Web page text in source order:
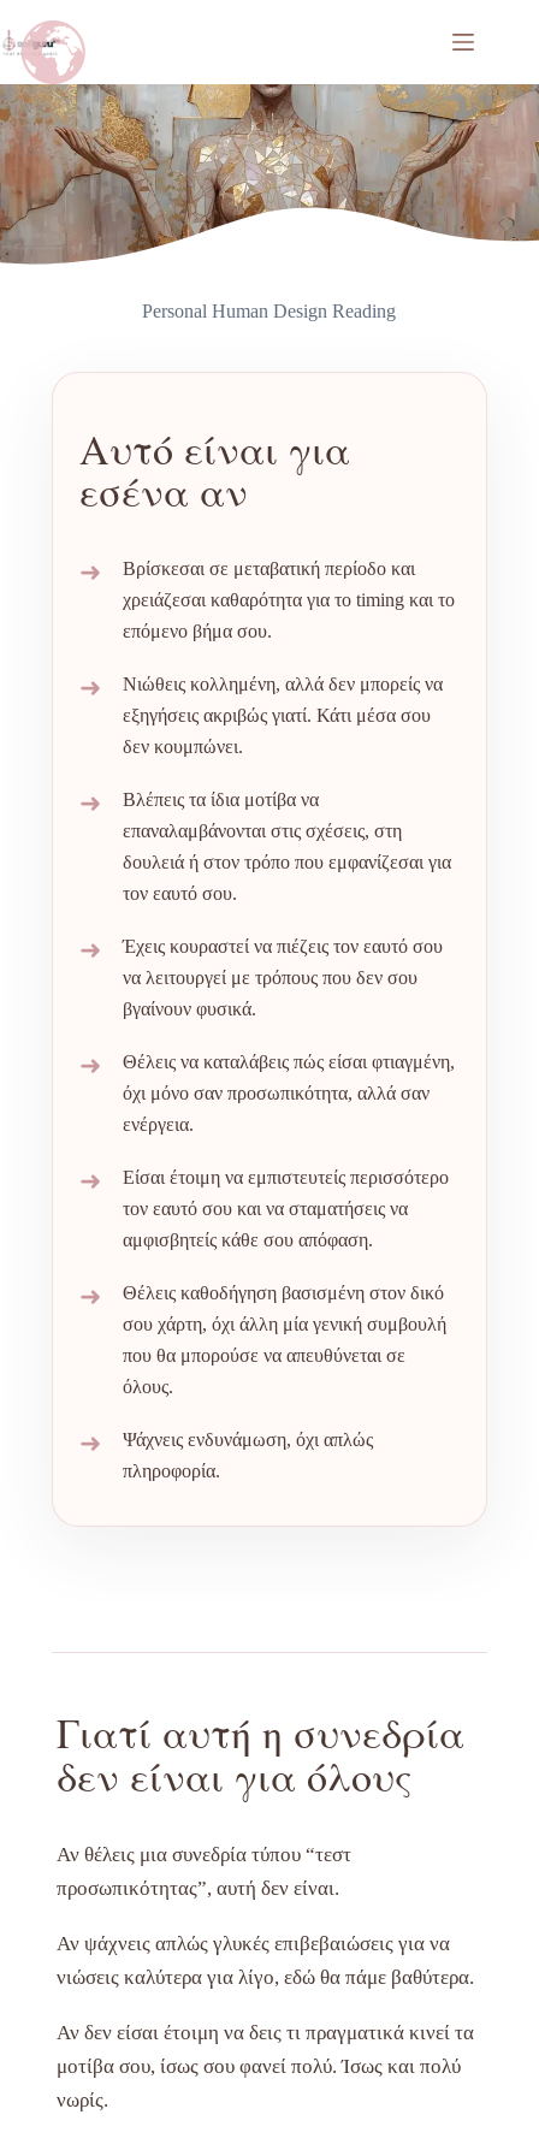
Personal Human Design Reading
Αυτό είναι για
εσένα αν
➜
Βρίσκεσαι σε μεταβατική περίοδο και
χρειάζεσαι καθαρότητα για το timing και το
επόμενο βήμα σου.
➜
Νιώθεις κολλημένη, αλλά δεν μπορείς να
εξηγήσεις ακριβώς γιατί. Κάτι μέσα σου
δεν κουμπώνει.
➜
Βλέπεις τα ίδια μοτίβα να
επαναλαμβάνονται στις σχέσεις, στη
δουλειά ή στον τρόπο που εμφανίζεσαι για
τον εαυτό σου.
➜
Έχεις κουραστεί να πιέζεις τον εαυτό σου
να λειτουργεί με τρόπους που δεν σου
βγαίνουν φυσικά.
➜
Θέλεις να καταλάβεις πώς είσαι φτιαγμένη,
όχι μόνο σαν προσωπικότητα, αλλά σαν
ενέργεια.
➜
Είσαι έτοιμη να εμπιστευτείς περισσότερο
τον εαυτό σου και να σταματήσεις να
αμφισβητείς κάθε σου απόφαση.
➜
Θέλεις καθοδήγηση βασισμένη στον δικό
σου χάρτη, όχι άλλη μία γενική συμβουλή
που θα μπορούσε να απευθύνεται σε
όλους.
➜
Ψάχνεις ενδυνάμωση, όχι απλώς
πληροφορία.
Γιατί αυτή η συνεδρία
δεν είναι για όλους
Αν θέλεις μια συνεδρία τύπου “τεστ
προσωπικότητας”, αυτή δεν είναι.
Αν ψάχνεις απλώς γλυκές επιβεβαιώσεις για να
νιώσεις καλύτερα για λίγο, εδώ θα πάμε βαθύτερα.
Αν δεν είσαι έτοιμη να δεις τι πραγματικά κινεί τα
μοτίβα σου, ίσως σου φανεί πολύ. Ίσως και πολύ
νωρίς.